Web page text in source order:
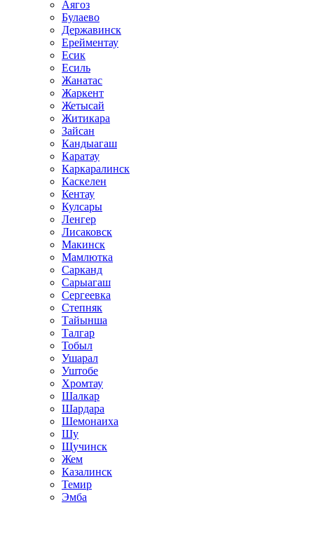
Аягоз
Булаево
Державинск
Ерейментау
Есик
Есиль
Жанатас
Жаркент
Жетысай
Житикара
Зайсан
Кандыагаш
Каратау
Каркаралинск
Каскелен
Кентау
Кулсары
Ленгер
Лисаковск
Макинск
Мамлютка
Сарканд
Сарыагаш
Сергеевка
Степняк
Тайынша
Талгар
Тобыл
Ушарал
Уштобе
Хромтау
Шалкар
Шардара
Шемонаиха
Шу
Щучинск
Жем
Казалинск
Темир
Эмба